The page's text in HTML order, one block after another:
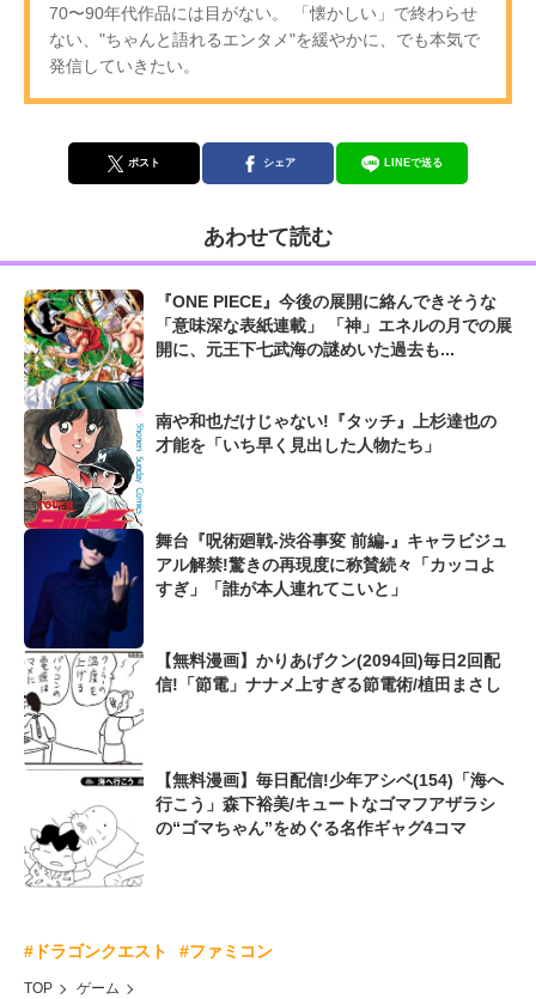
70〜90年代作品には目がない。 「懐かしい」で終わらせ
ない、"ちゃんと語れるエンタメ"を緩やかに、でも本気で
発信していきたい。
ポスト シェア LINEで送る
あわせて読む
『ONE PIECE』今後の展開に絡んできそうな
「意味深な表紙連載」 「神」エネルの月での展
開に、元王下七武海の謎めいた過去も...
南や和也だけじゃない!『タッチ』上杉達也の
才能を「いち早く見出した人物たち」
舞台『呪術廻戦-渋谷事変 前編-』キャラビジュ
アル解禁!驚きの再現度に称賛続々「カッコよ
すぎ」「誰が本人連れてこいと」
【無料漫画】かりあげクン(2094回)毎日2回配
信!「節電」ナナメ上すぎる節電術/植田まさし
【無料漫画】毎日配信!少年アシベ(154)「海へ
行こう」森下裕美/キュートなゴマフアザラシ
の“ゴマちゃん”をめぐる名作ギャグ4コマ
#ドラゴンクエスト #ファミコン
TOP
ゲーム